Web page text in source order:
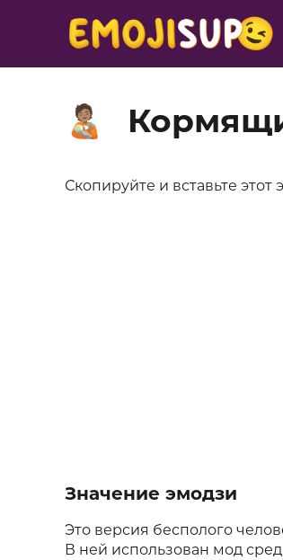
🧑🏽‍🍼
Скопируйте и вставьте этот
Значение эмодзи
Это версия бесполого
В ней использован мод